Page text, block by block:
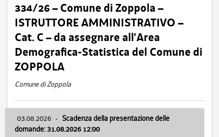
334/26 – Comune di Zoppola –
ISTRUTTORE AMMINISTRATIVO –
Cat. C – da assegnare all’Area
Demografica-Statistica del Comune di
ZOPPOLA
Comune di Zoppola
03.08.2026 - Scadenza della presentazione delle
domande: 31.08.2026 12:00